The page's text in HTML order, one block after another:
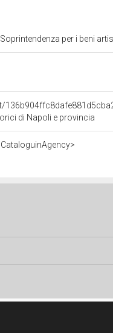
per i beni
di Napoli e provincia